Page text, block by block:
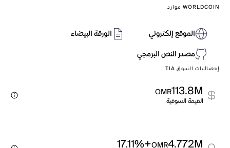
WORLDCOIN موارد
الموقع إلكتروني
الورقة البيضاء
مصدر النص البرمجي
إحصائيات السوق TIA
113.8M
OMR
القيمة السوقية
4.772M
OMR
+17.11%